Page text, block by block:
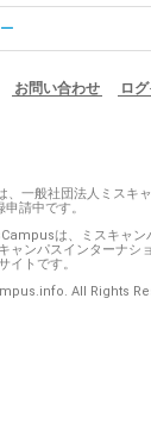
お問い合わせ ロ
、一般社団法人ミスキ
請中です。
は、ミスキャン
ャンパスインターナシ
イトです。
All Rights